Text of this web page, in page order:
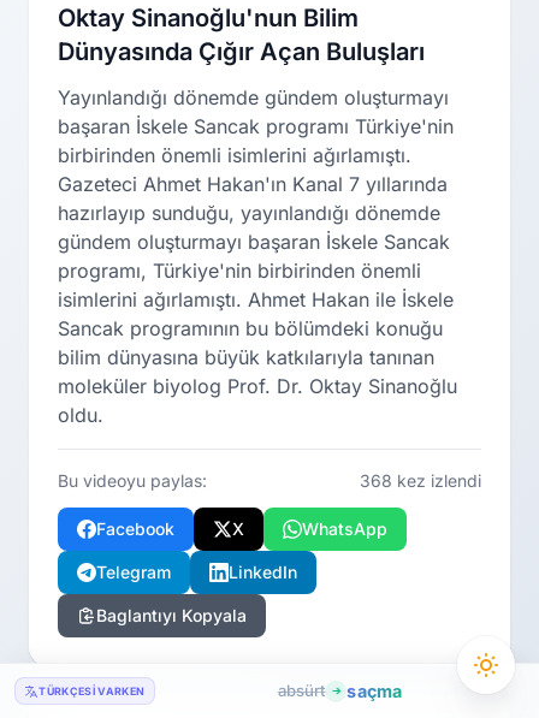
Oktay Sinanoğlu'nun Bilim
Dünyasında Çığır Açan Buluşları
Yayınlandığı dönemde gündem oluşturmayı
başaran İskele Sancak programı Türkiye'nin
birbirinden önemli isimlerini ağırlamıştı.
Gazeteci Ahmet Hakan'ın Kanal 7 yıllarında
hazırlayıp sunduğu, yayınlandığı dönemde
gündem oluşturmayı başaran İskele Sancak
programı, Türkiye'nin birbirinden önemli
isimlerini ağırlamıştı. Ahmet Hakan ile İskele
Sancak programının bu bölümdeki konuğu
bilim dünyasına büyük katkılarıyla tanınan
moleküler biyolog Prof. Dr. Oktay Sinanoğlu
oldu.
Bu videoyu paylas: 368 kez izlendi
Facebook X WhatsApp
Telegram LinkedIn
Baglantıyı Kopyala
TÜRKÇESI VARKEN absürt saçma